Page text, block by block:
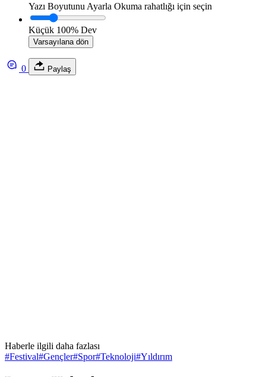
Yazı Boyutunu Ayarla Okuma rahatlığı için seçin
Küçük 100% Dev
Varsayılana dön
0 Paylaş
Haberle ilgili daha fazlası
#Festival#Gençler#Spor#Teknoloji#Yıldırım